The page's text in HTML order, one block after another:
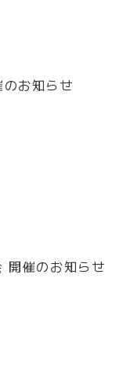
お知らせ
催のお知らせ